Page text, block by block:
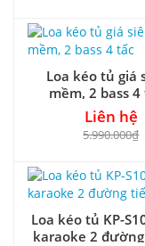
Loa kéo tủ giá
mềm, 2 bass 4
Liên hệ
5.990.000₫
Loa kéo tủ KP-
karaoke 2